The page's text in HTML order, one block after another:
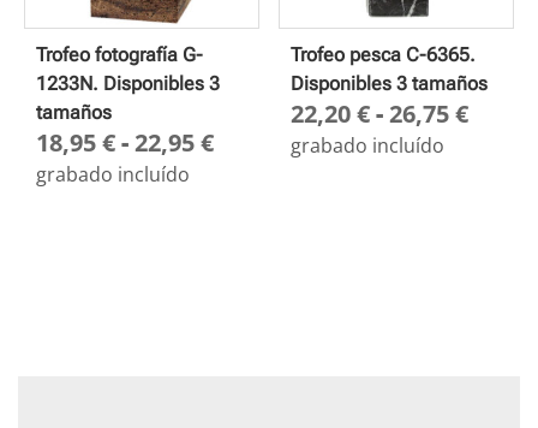
Trofeo fotografía G-
1233N. Disponibles 3
tamaños
18,95€-22,95€Rango
grabado incluído
Trofeo pesca C-6365.
Disponibles 3 tamaños
22,20€-26,75€
grabado incluído